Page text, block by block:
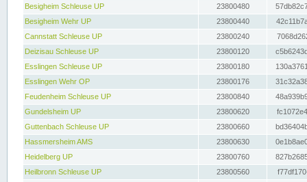
Besigheim Schleuse UP
23800480
Besigheim Wehr UP
23800440
Cannstatt Schleuse UP
23800240
Deizisau Schleuse UP
23800120
Esslingen Schleuse UP
23800180
Esslingen Wehr OP
23800176
Feudenheim Schleuse UP
23800840
Gundelsheim UP
23800620
Guttenbach Schleuse UP
23800660
Hassmersheim AMS
23800630
Heidelberg UP
23800760
Heilbronn Schleuse UP
23800560